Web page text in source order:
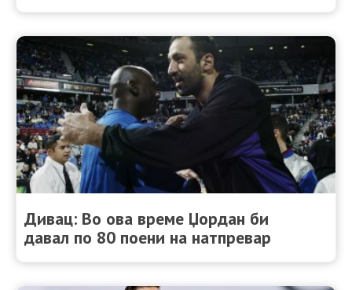
Дивац: Во ова време Џордан би
давал по 80 поени на натпревар